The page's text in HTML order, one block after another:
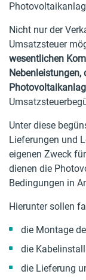
Nicht nur der
Umsatzsteuer
wesentlichen
Nebenleistungen,
Unter diese
Lieferungen und
eigenen Zweck
dienen die
Bedingungen in
Hierunter sollen
die Montage
die
die Lieferung